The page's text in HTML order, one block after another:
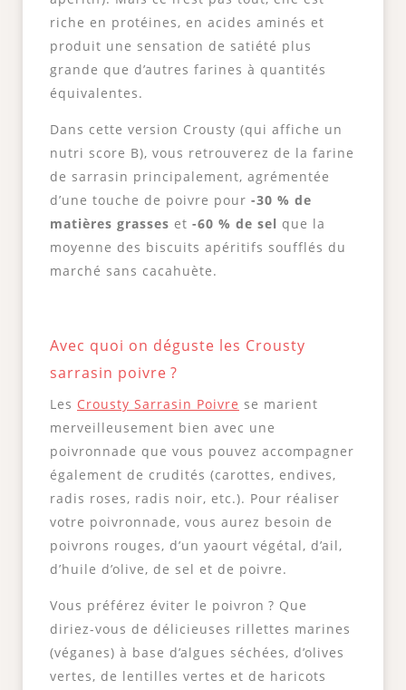
riche en protéines, en acides aminés et
produit une sensation de satiété plus
grande que d’autres farines à quantités
équivalentes.
Dans cette version Crousty (qui affiche un
nutri score B), vous retrouverez de la farine
de sarrasin principalement, agrémentée
d’une touche de poivre pour -30 % de
matières grasses et -60 % de sel que la
moyenne des biscuits apéritifs soufflés du
marché sans cacahuète.
Avec quoi on déguste les Crousty
sarrasin poivre ?
Les Crousty Sarrasin Poivre se marient
merveilleusement bien avec une
poivronnade que vous pouvez accompagner
également de crudités (carottes, endives,
radis roses, radis noir, etc.). Pour réaliser
votre poivronnade, vous aurez besoin de
poivrons rouges, d’un yaourt végétal, d’ail,
d’huile d’olive, de sel et de poivre.
Vous préférez éviter le poivron ? Que
diriez-vous de délicieuses rillettes marines
(véganes) à base d’algues séchées, d’olives
vertes, de lentilles vertes et de haricots